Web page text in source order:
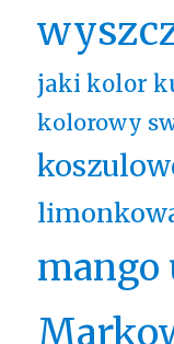
jaki kolor
kolorowy
mango